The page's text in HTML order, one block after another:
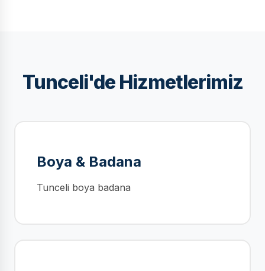
Tunceli'de Hizmetlerimiz
Boya & Badana
Tunceli boya badana